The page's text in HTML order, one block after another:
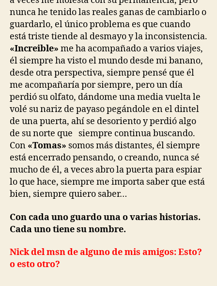
nunca he tenido las reales ganas de cambiarlo o
guardarlo, el único problema es que cuando
está triste tiende al desmayo y la inconsistencia.
«Increible» me ha acompañado a varios viajes,
él siempre ha visto el mundo desde mi banano,
desde otra perspectiva, siempre pensé que él
me acompañaría por siempre, pero un día
perdió su olfato, dándome una media vuelta le
volé su nariz de payaso pegándole en el dintel
de una puerta, ahí se desoriento y perdió algo
de su norte que siempre continua buscando.
Con «Tomas» somos más distantes, él siempre
está encerrado pensando, o creando, nunca sé
mucho de él, a veces abro la puerta para espiar
lo que hace, siempre me importa saber que está
bien, siempre quiero saber…
Con cada uno guardo una o varias historias.
Cada uno tiene su nombre.
Nick del msn de alguno de mis amigos: Esto?
o esto otro?